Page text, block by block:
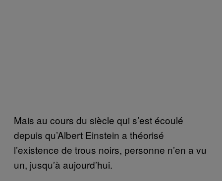
Mais au cours du siècle qui s’est écoulé
depuis qu’Albert Einstein a théorisé
l’existence de trous noirs, personne n’en a vu
un, jusqu’à aujourd’hui.